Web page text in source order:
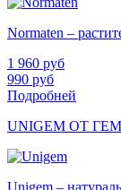
Normaten –
1 960 руб
990 руб
Подробней
UNIGEM ОТ